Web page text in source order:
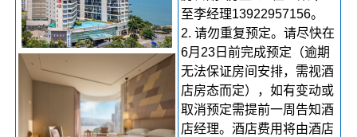
至李经理13922957156。
2. 请勿重复预定。请尽快在
6月23日前完成预定（逾期
无法保证房间安排，需视酒
店房态而定），如有变动或
取消预定需提前一周告知酒
店经理。酒店费用将由酒店